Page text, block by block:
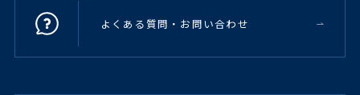
よくある質問・お問い合わせ